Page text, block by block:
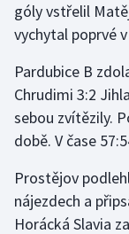
góly vstřelil
vychytal poprvé
Pardubice B
Chrudimi 3:2
sebou zvítězily.
době. V čase
Prostějov
nájezdech a
Horácká Slavia